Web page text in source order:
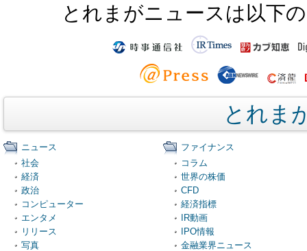
とれまがニュースは以下
とれま
ニュース
社会
経済
政治
コンピューター
エンタメ
リリース
写真
ファイナンス
コラム
世界の株価
CFD
経済指標
IR動画
IPO情報
金融業界ニュース